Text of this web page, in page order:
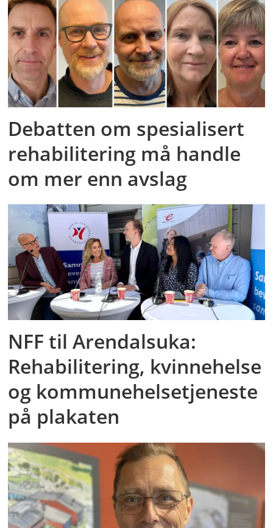
Debatten om spesialisert
rehabilitering må handle
om mer enn avslag
NFF til Arendalsuka:
Rehabilitering, kvinnehelse
og kommunehelsetjeneste
på plakaten